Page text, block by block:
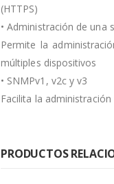
(HTTPS)
• Administración de una
Permite la
múltiples dispositivos
• SNMPv1, v2c y v3
Facilita la
PRODUCTOS